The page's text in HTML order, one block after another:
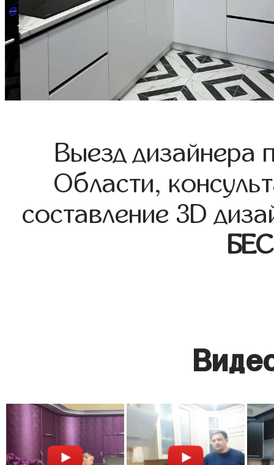
Выезд дизайнера
Области,
составление 3D